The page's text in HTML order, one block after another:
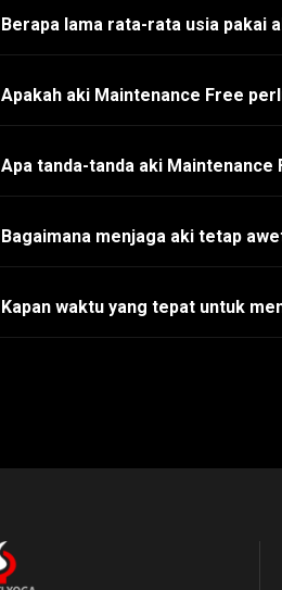
Berapa lama rata-rata usia pakai
Apakah aki Maintenance Free
Apa tanda-tanda aki Maintenance
Bagaimana menjaga aki tetap
Kapan waktu yang tepat untuk